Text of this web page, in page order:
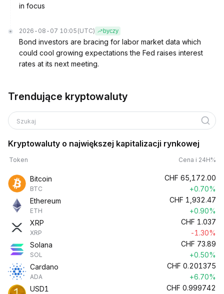
in focus
2026-08-07 10:05 (UTC) byczy
Bond investors are bracing for labor market data which
could cool growing expectations the Fed raises interest
rates at its next meeting.
Trendujące kryptowaluty
Szukaj
Kryptowaluty o największej kapitalizacji rynkowej
Token Cena i 24H%
Bitcoin
BTC
CHF 65,172.00
+0.70%
Ethereum
ETH
CHF 1,932.47
+0.90%
XRP
XRP
CHF 1.037
-1.30%
Solana
SOL
CHF 73.89
+0.50%
Cardano
ADA
CHF 0.201375
+6.70%
USD1
CHF 0.999742